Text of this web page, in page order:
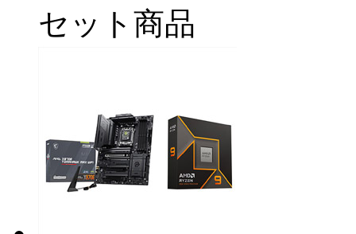
セット商品